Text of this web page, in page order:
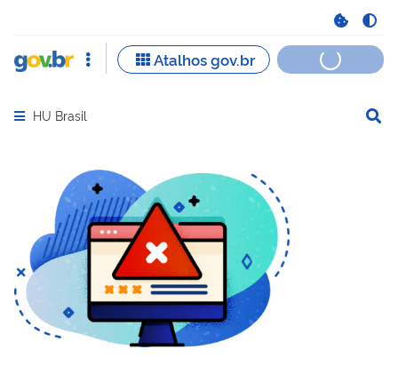
Abrir menu principal de navegação
HU Brasil